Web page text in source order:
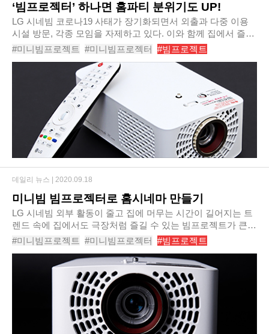
‘빔프로젝터’ 하나면 홈파티 분위기도 UP!
LG 시네빔 코로나19 사태가 장기화되면서 외출과 다중 이용
시설 방문, 각종 모임을 자제하고 있다. 이와 함께 집에서 즐기
는 ‘홈파티’를 즐기는 이들이 늘고 있다. 홈파티는 코로나 고위
험시설인 레스토랑이나 뷔페 등에서..
#미니빔프로젝트 #미니빔프로젝터 #빔프로젝트
#가정용빔프로젝터 #LG미니빔 #LG빔 #빔프로젝터추천
#캠핑용품 #가정용빔프로젝터추천
미니빔 빔프로젝터로 홈시네마 만들기
LG 시네빔 외부 활동이 줄고 집에 머무는 시간이 길어지는 트
렌드 속에 집에서도 극장처럼 즐길 수 있는 빔프로젝트가 큰
인기를 누리고 있다. 과거에는 기업이나 학교에서만 사용되는
#미니빔프로젝트 #미니빔프로젝터
#빔프로젝트
#가정용빔프로젝터 #LG미니빔 #미니빔 #빔프로젝터추천
#개인영화관 #미니빔추천
#가정용빔프로젝터추천
데일리 뉴스 | 2020.09.18